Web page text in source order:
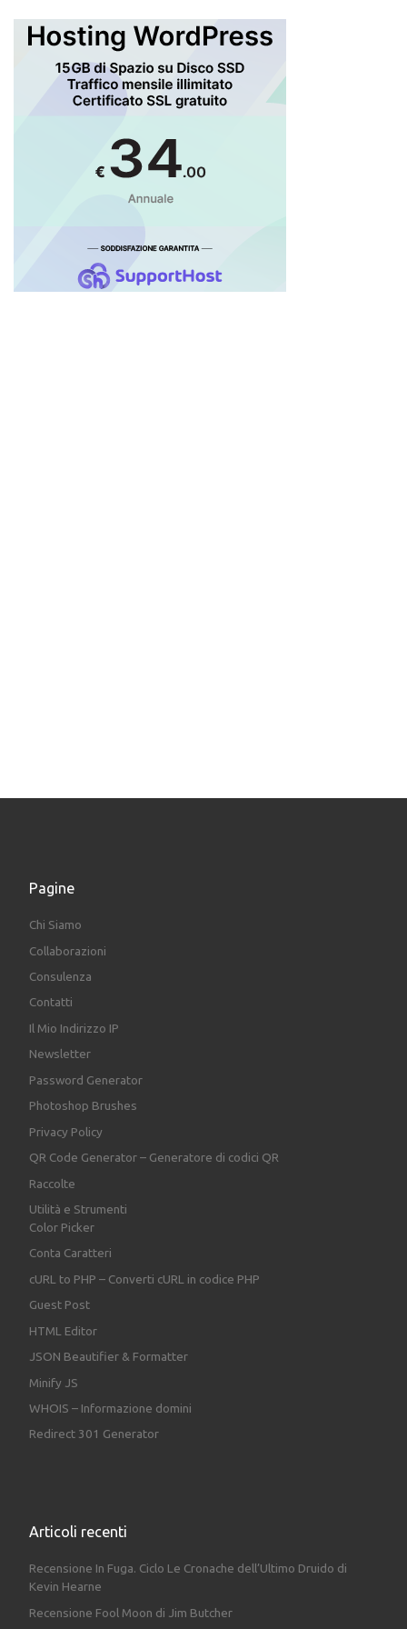
Pagine
Chi Siamo
Collaborazioni
Consulenza
Contatti
Il Mio Indirizzo IP
Newsletter
Password Generator
Photoshop Brushes
Privacy Policy
QR Code Generator – Generatore di codici QR
Raccolte
Utilità e Strumenti
Color Picker
Conta Caratteri
cURL to PHP – Converti cURL in codice PHP
Guest Post
HTML Editor
JSON Beautifier & Formatter
Minify JS
WHOIS – Informazione domini
Redirect 301 Generator
Articoli recenti
Recensione In Fuga. Ciclo Le Cronache dell’Ultimo Druido di
Kevin Hearne
Recensione Fool Moon di Jim Butcher